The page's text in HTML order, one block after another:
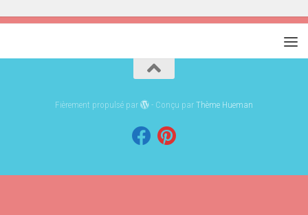
Fièrement propulsé par - Conçu parThème Hueman